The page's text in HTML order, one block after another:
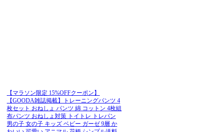
【マラソン限定 15%OFFクーポン】
【GOODA雑誌掲載】トレーニングパンツ 4
枚セット おねしょ パンツ 綿 コットン 4枚組
布パンツ おねしょ対策 トイトレ トレパン
男の子 女の子 キッズ ベビー ガーゼ 9層 か